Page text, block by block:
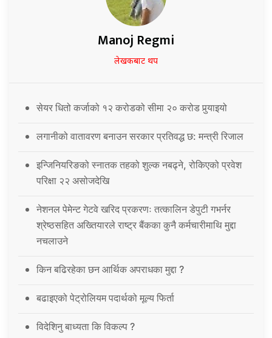
Manoj Regmi
लेखकबाट थप
सेयर धितो कर्जाको १२ करोडको सीमा २० करोड पुर्‍याइयो
लगानीको वातावरण बनाउन सरकार प्रतिवद्ध छ: मन्त्री रिजाल
इन्जिनियरिङको स्नातक तहको शुल्क नबढ्ने, रोकिएको प्रवेश
परिक्षा २२ असोजदेखि
नेशनल पेमेन्ट गेटवे खरिद प्रकरणः तत्कालिन डेपुटी गभर्नर
श्रेष्ठसहित अख्तियारले राष्ट्र बैंकका कुनै कर्मचारीमाथि मुद्दा
नचलाउने
किन बढिरहेका छन आर्थिक अपराधका मुद्दा ?
बढाइएको पेट्रोलियम पदार्थको मूल्य फिर्ता
विदेशिनु बाध्यता कि विकल्प ?